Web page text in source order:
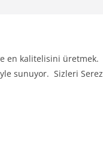
en kalitelisini üretmek.
sunuyor. Sizleri Serez